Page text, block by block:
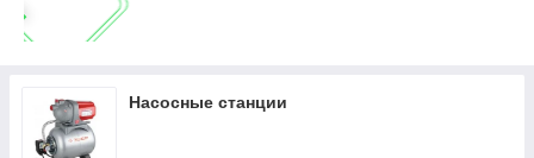
Насосные станции